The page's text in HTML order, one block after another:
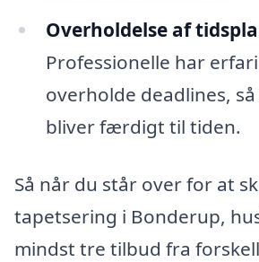
Overholdelse af
Professionelle har
overholde deadlines,
bliver færdigt til tiden.
Så når du står over for at
tapetsering i Bonderup,
mindst tre tilbud fra